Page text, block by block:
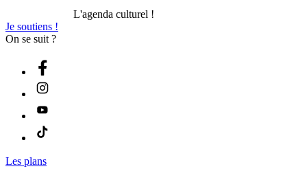
L'agenda culturel !
Je soutiens !
On se suit ?
Les plans